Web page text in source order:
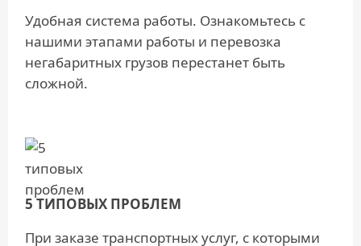
Удобная система работы. Ознакомьтесь с
нашими этапами работы и перевозка
негабаритных грузов перестанет быть
сложной.
5 ТИПОВЫХ ПРОБЛЕМ
При заказе транспортных услуг, c которыми